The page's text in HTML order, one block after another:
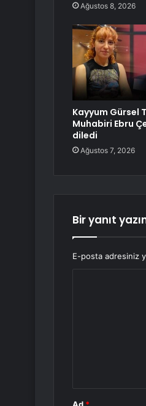
Ağustos 8, 2026
Kayyum Gürsel
Muhabiri Ebru
diledi
Ağustos 7, 2026
Bir yanıt
E-posta adresiniz